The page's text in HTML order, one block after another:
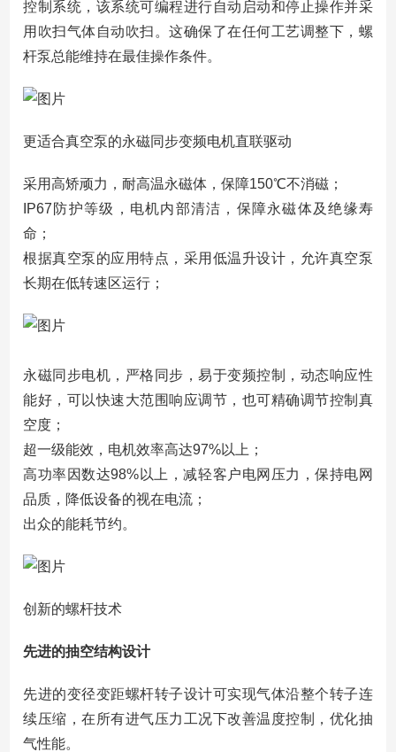
控制系统，该系统可编程进行自动启动和停止操作并采
用吹扫气体自动吹扫。这确保了在任何工艺调整下，螺
杆泵总能维持在最佳操作条件。
更适合真空泵的永磁同步变频电机直联驱动
采用高矫顽力，耐高温永磁体，保障150℃不消磁；
IP67防护等级，电机内部清洁，保障永磁体及绝缘寿
命；
根据真空泵的应用特点，采用低温升设计，允许真空泵
长期在低转速区运行；
永磁同步电机，严格同步，易于变频控制，动态响应性
能好，可以快速大范围响应调节，也可精确调节控制真
空度；
超一级能效，电机效率高达97%以上；
高功率因数达98%以上，减轻客户电网压力，保持电网
品质，降低设备的视在电流；
出众的能耗节约。
创新的螺杆技术
先进的抽空结构设计
先进的变径变距螺杆转子设计可实现气体沿整个转子连
续压缩，在所有进气压力工况下改善温度控制，优化抽
气性能。